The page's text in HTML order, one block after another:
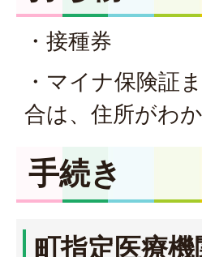
・接種券
・マイナ保険証
合は、住所がわか
手続き
町指定医療